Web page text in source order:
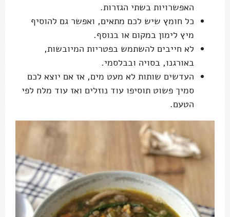
האפשרויות בשתי הגזרות.
כל חומץ שיש לכם מתאים, ואפשר גם להוסיף
מיץ לימון במקום או בנוסף.
לא חייבים להשתמש בפטריות המיובשות,
באורגנו, בסויה ובבלסמי.
העדשים שותות לא מעט מים, אז אם יוצא לכם
סמיך פשוט תוסיפו עוד נוזלים ואז עוד מלח לפי
הטעם.